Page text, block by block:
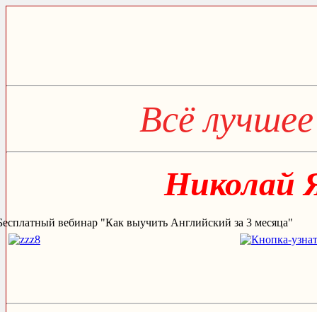
Всё
Николай
вебинар "Как выучить Английский за 3 месяца"